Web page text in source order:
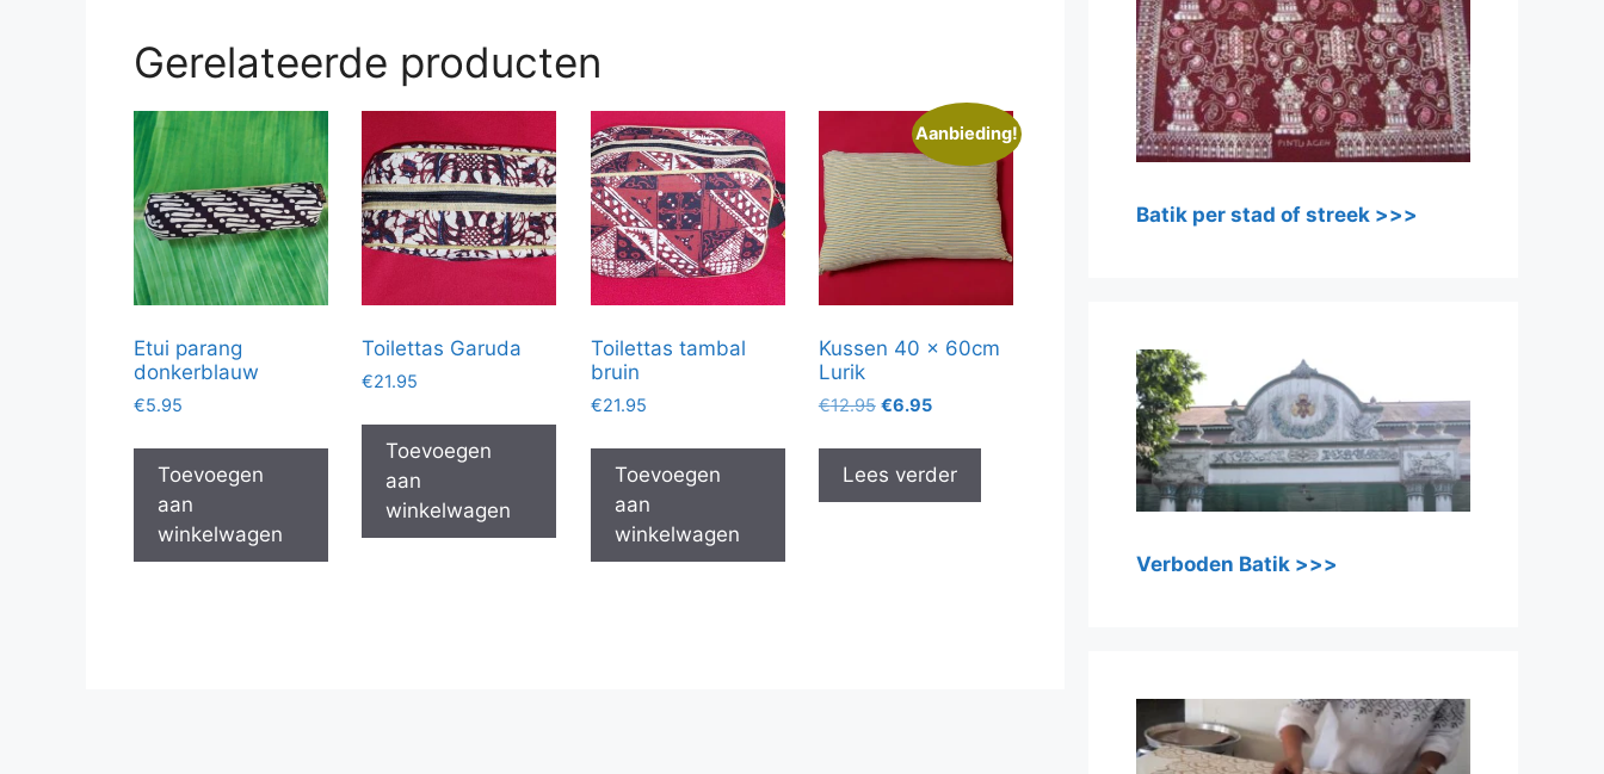
Gerelateerde producten
Etui parang
donkerblauw
€5.95
Toevoegen
aan
winkelwagen
Toilettas Garuda
€21.95
Toevoegen
aan
winkelwagen
Toilettas tambal
bruin
€21.95
Toevoegen
aan
winkelwagen
Aanbieding!
Kussen 40 x 60cm
Lurik
€12.95 Oorspronkelijke
was:
€12.95.
€6.95Huidige
is:
€6.95.
Lees verder
Batik per stad of streek >>>
Verboden Batik >>>